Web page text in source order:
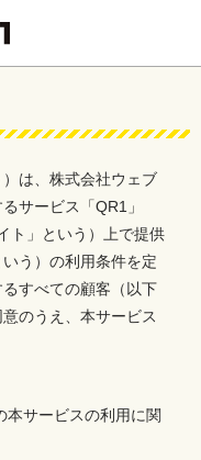
は、株式会社ウェブ
サービス「QR1」
ト」という）上で提供
う）の利用条件を定
すべての顧客（以下
のうえ、本サービス
本サービスの利用に関